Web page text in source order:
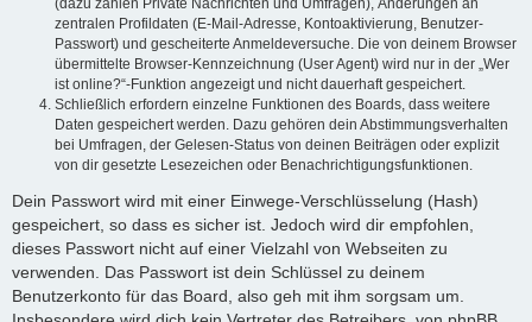
(dazu zählen Private Nachrichten und Umfragen), Änderungen an
zentralen Profildaten (E-Mail-Adresse, Kontoaktivierung, Benutzer-
Passwort) und gescheiterte Anmeldeversuche. Die von deinem Browser
übermittelte Browser-Kennzeichnung (User Agent) wird nur in der „Wer
ist online?“-Funktion angezeigt und nicht dauerhaft gespeichert.
Schließlich erfordern einzelne Funktionen des Boards, dass weitere
Daten gespeichert werden. Dazu gehören dein Abstimmungsverhalten
bei Umfragen, der Gelesen-Status von deinen Beiträgen oder explizit
von dir gesetzte Lesezeichen oder Benachrichtigungsfunktionen.
Dein Passwort wird mit einer Einwege-Verschlüsselung (Hash)
gespeichert, so dass es sicher ist. Jedoch wird dir empfohlen,
dieses Passwort nicht auf einer Vielzahl von Webseiten zu
verwenden. Das Passwort ist dein Schlüssel zu deinem
Benutzerkonto für das Board, also geh mit ihm sorgsam um.